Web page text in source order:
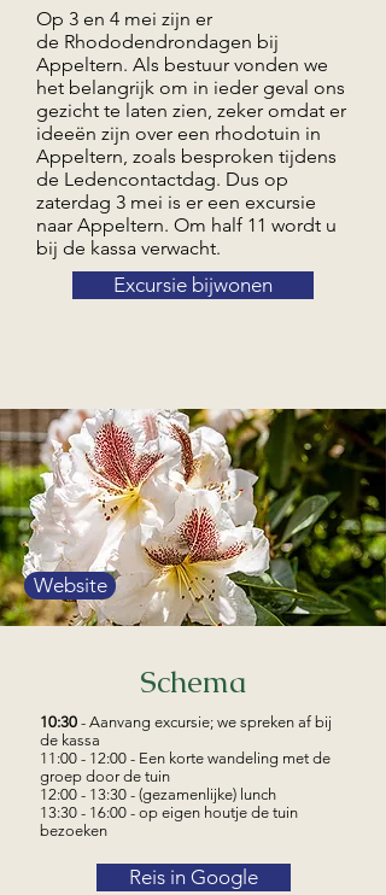
Op 3 en 4 mei zijn er
de Rhododendrondagen bij
Appeltern. Als bestuur vonden we
het belangrijk om in ieder geval ons
gezicht te laten zien, zeker omdat er
ideeën zijn over een rhodotuin in
Appeltern, zoals besproken tijdens
de Ledencontactdag. Dus op
zaterdag 3 mei is er een excursie
naar Appeltern. Om half 11 wordt u
bij de kassa verwacht.
Excursie bijwonen
Website
Schema
10:30 - Aanvang excursie; we spreken af bij
de kassa
11:00 - 12:00 - Een korte wandeling met de
groep door de tuin
12:00 - 13:30 - (gezamenlijke) lunch
13:30 - 16:00 - op eigen houtje de tuin
bezoeken
Reis in Google